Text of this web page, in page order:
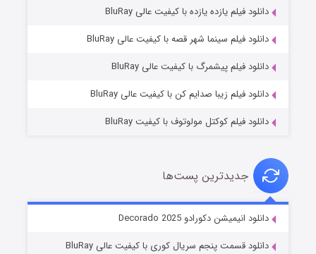
خاندان اژدها فصل ۳
دانلود فیلم یازده یازده با کیفیت عالی BluRay
دانلود فیلم سینما شهر قصه با کیفیت عالی BluRay
دانلود فیلم پیشمرگ با کیفیت عالی BluRay
دانلود فیلم زیبا صدایم کن با کیفیت عالی BluRay
دانلود فیلم کوکتل مولوتوف با کیفیت BluRay
جدیدترین پست‌ها
دانلود انیمیشن دکورادو Decorado 2025
دانلود قسمت پنجم سریال کوری با کیفیت عالی BluRay